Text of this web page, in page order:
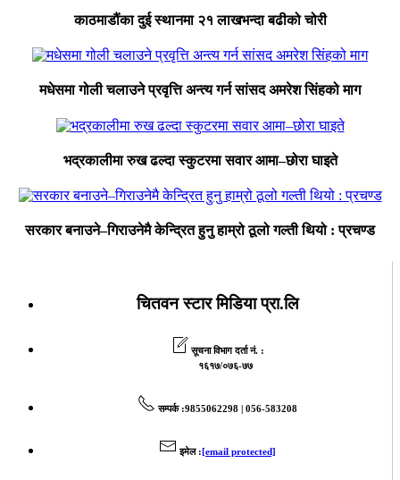
काठमाडौंका दुई स्थानमा २१ लाखभन्दा बढीको चोरी
मधेसमा गोली चलाउने प्रवृत्ति अन्त्य गर्न सांसद अमरेश सिंहको माग
भद्रकालीमा रुख ढल्दा स्कुटरमा सवार आमा–छोरा घाइते
सरकार बनाउने–गिराउनेमै केन्द्रित हुनु हाम्रो ठूलो गल्ती थियो : प्रचण्ड
चितवन स्टार मिडिया प्रा.लि
सूचना विभाग दर्ता नं. :
१६१७/०७६-७७
सम्पर्क:9855062298 | 056-583208
इमेल:[email protected]